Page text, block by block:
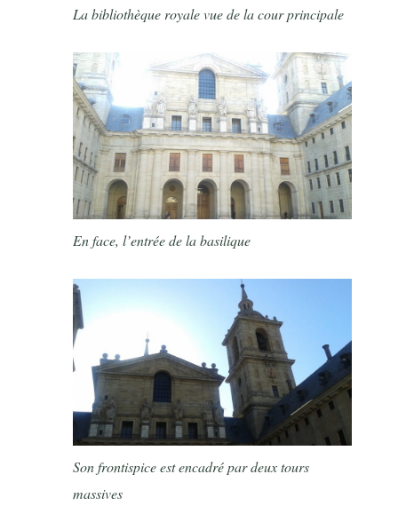
La bibliothèque royale vue de la cour principale
En face, l’entrée de la basilique
Son frontispice est encadré par deux tours
massives